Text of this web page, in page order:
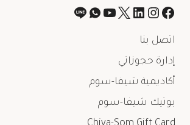
اتصل بنا
إدارة حجوزاتي
أكاديمية شيفا-سوم
بوتيك شيفا-سوم